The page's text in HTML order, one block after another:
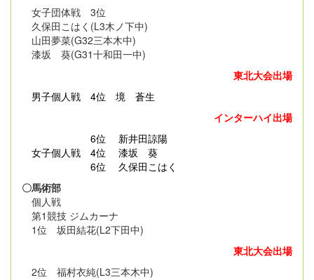
女子団体戦 3位
久保田こはく(L3木ノ下中)
山田夢菜(G32三本木中)
漆坂 葵(G31十和田一中)
東北大会出場
男子個人戦 4位 境 蒼生
インターハイ出場
6位 新井田諒陽
女子個人戦 4位 漆坂 葵
6位 久保田こはく
〇馬術部
個人戦
第1競技 ジムカーナ
1位 坂田結花(L2下田中)
東北大会出場
2位 福村衣純(L3三本木中)